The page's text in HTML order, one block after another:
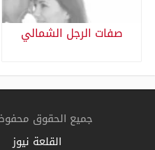
صفات الرجل الشمالي
جميع الحقوق محفوظة 2026 © حلم
القلعة نيوز